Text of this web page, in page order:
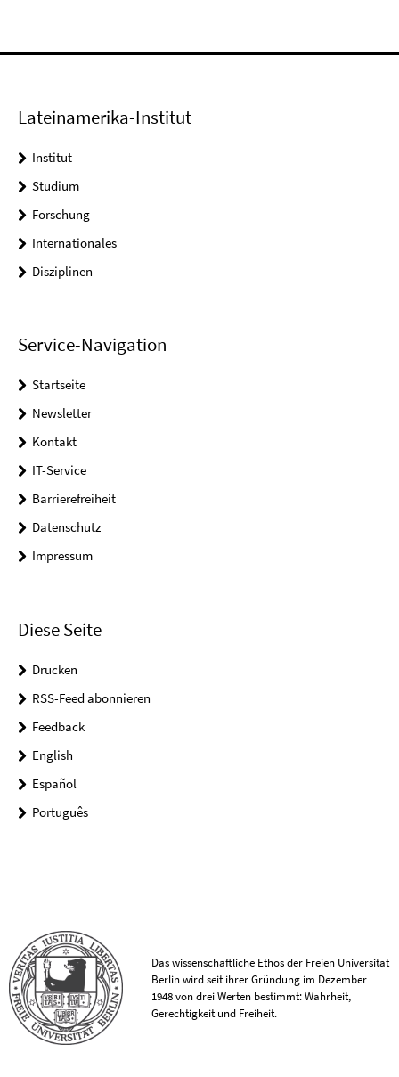
Lateinamerika-Institut
Institut
Studium
Forschung
Internationales
Disziplinen
Service-Navigation
Startseite
Newsletter
Kontakt
IT-Service
Barrierefreiheit
Datenschutz
Impressum
Diese Seite
Drucken
RSS-Feed abonnieren
Feedback
English
Español
Português
Das wissenschaftliche Ethos der Freien Universität
Berlin wird seit ihrer Gründung im Dezember
1948 von drei Werten bestimmt: Wahrheit,
Gerechtigkeit und Freiheit.